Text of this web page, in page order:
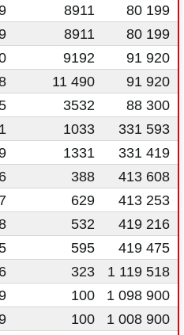
8911
80 199
8911
80 199
9192
91 920
11 490
91 920
3532
88 300
1033
331 593
1331
331 419
388
413 608
629
413 253
532
419 216
595
419 475
323
1 119 518
100
1 098 900
100
1 008 900